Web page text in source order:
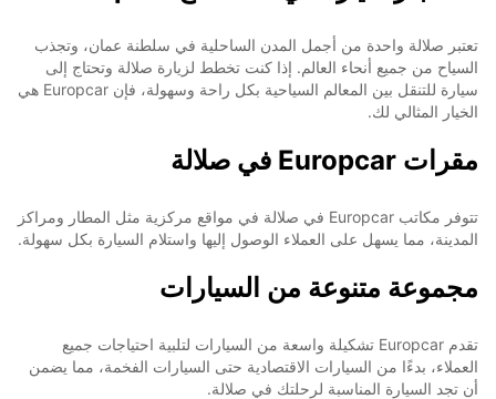
تعتبر صلالة واحدة من أجمل المدن الساحلية في سلطنة عمان، وتجذب
السياح من جميع أنحاء العالم. إذا كنت تخطط لزيارة صلالة وتحتاج إلى
سيارة للتنقل بين المعالم السياحية بكل راحة وسهولة، فإن Europcar هي
الخيار المثالي لك.
مقرات Europcar في صلالة
تتوفر مكاتب Europcar في صلالة في مواقع مركزية مثل المطار ومراكز
المدينة، مما يسهل على العملاء الوصول إليها واستلام السيارة بكل سهولة.
مجموعة متنوعة من السيارات
تقدم Europcar تشكيلة واسعة من السيارات لتلبية احتياجات جميع
العملاء، بدءًا من السيارات الاقتصادية حتى السيارات الفخمة، مما يضمن
أن تجد السيارة المناسبة لرحلتك في صلالة.